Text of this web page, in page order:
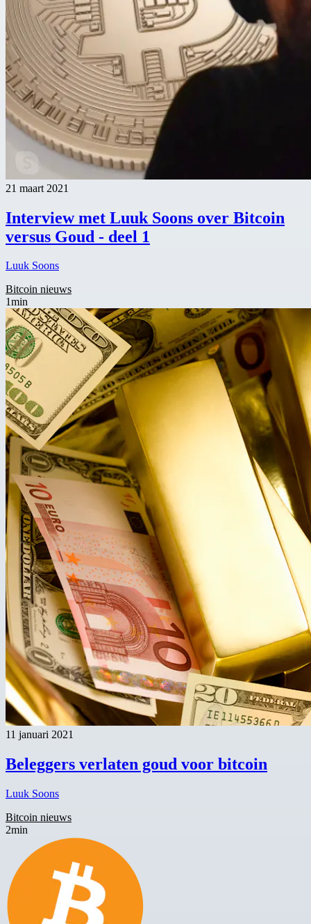
21 maart 2021
Interview met Luuk Soons over Bitcoin
versus Goud - deel 1
Luuk Soons
Bitcoin nieuws
1min
11 januari 2021
Beleggers verlaten goud voor bitcoin
Luuk Soons
Bitcoin nieuws
2min